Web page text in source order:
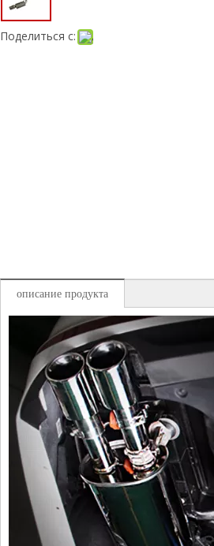
Поделиться с:
описание продукта